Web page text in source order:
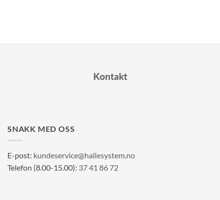
Kontakt
SNAKK MED OSS
E-post: kundeservice@hallesystem.no
Telefon (8.00-15.00): 37 41 86 72